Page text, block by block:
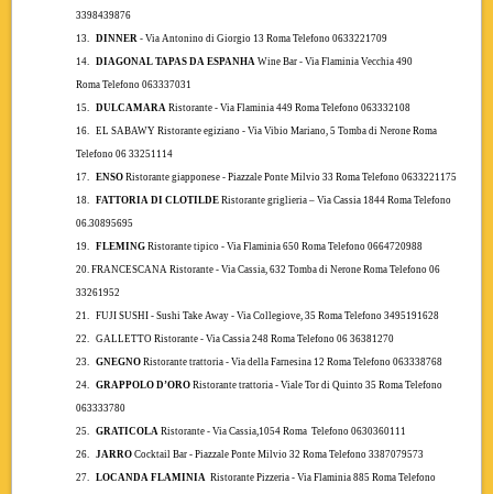
3398439876
13. DINNER - Via Antonino di Giorgio 13 Roma Telefono 0633221709
14. DIAGONAL TAPAS DA ESPANHA Wine Bar - Via Flaminia Vecchia 490
Roma Telefono 063337031
15. DULCAMARA Ristorante - Via Flaminia 449 Roma Telefono 063332108
16. EL SABAWY Ristorante egiziano - Via Vibio Mariano, 5 Tomba di Nerone Roma
Telefono 06 33251114
17. ENSO Ristorante giapponese - Piazzale Ponte Milvio 33 Roma Telefono 0633221175
18. FATTORIA DI CLOTILDE Ristorante griglieria – Via Cassia 1844 Roma Telefono
06.30895695
19. FLEMING Ristorante tipico - Via Flaminia 650 Roma Telefono 0664720988
20. FRANCESCANA Ristorante - Via Cassia, 632 Tomba di Nerone Roma Telefono 06
33261952
21. FUJI SUSHI - Sushi Take Away - Via Collegiove, 35 Roma Telefono 3495191628
22. GALLETTO Ristorante - Via Cassia 248 Roma Telefono 06 36381270
23. GNEGNO Ristorante trattoria - Via della Farnesina 12 Roma Telefono 063338768
24. GRAPPOLO D’ORO Ristorante trattoria - Viale Tor di Quinto 35 Roma Telefono
063333780
25. GRATICOLA Ristorante - Via Cassia,1054 Roma Telefono 0630360111
26. JARRO Cocktail Bar - Piazzale Ponte Milvio 32 Roma Telefono 3387079573
27. LOCANDA FLAMINIA Ristorante Pizzeria - Via Flaminia 885 Roma Telefono